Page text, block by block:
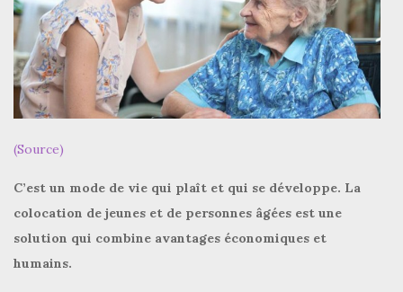
(Source)
C’est un mode de vie qui plaît et qui se développe. La
colocation de jeunes et de personnes âgées est une
solution qui combine avantages économiques et
humains.